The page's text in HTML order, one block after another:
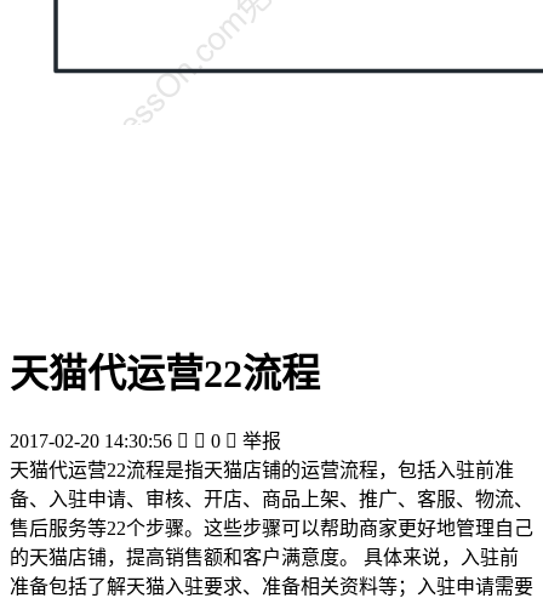
天猫代运营22流程
2017-02-20 14:30:56   0  举报
天猫代运营22流程是指天猫店铺的运营流程，包括入驻前准
备、入驻申请、审核、开店、商品上架、推广、客服、物流、
售后服务等22个步骤。这些步骤可以帮助商家更好地管理自己
的天猫店铺，提高销售额和客户满意度。 具体来说，入驻前
准备包括了解天猫入驻要求、准备相关资料等；入驻申请需要